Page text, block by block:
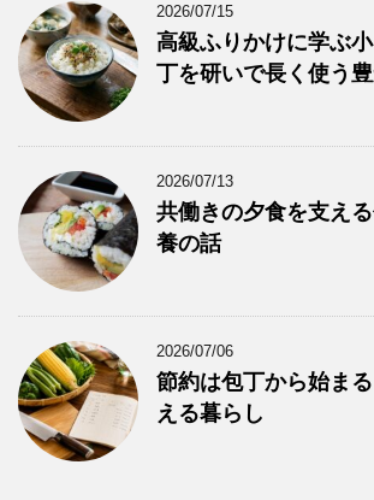
2026/07/15
高級ふりかけに学ぶ
丁を研いで長く使う
2026/07/13
共働きの夕食を支え
養の話
2026/07/06
節約は包丁から始ま
える暮らし